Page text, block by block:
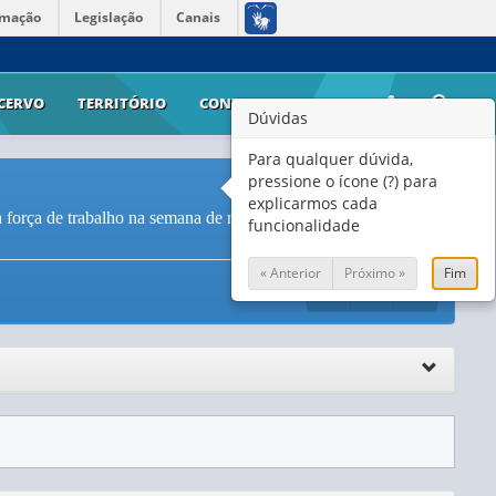
Legislação Canais
TERRITÓRIO CONTATO AJUDA
de trabalho na semana de referência e situação do
Dúvidas
Para qualquer dúvida,
pressione o ícone (?) para
explicarmos cada
funcionalidade
« Anterior Próximo » Fim